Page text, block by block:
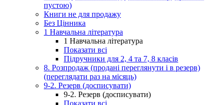
пустою)
Книги не для продажу
Без Цінника
1 Навчальна література
1 Навчальна література
Показати всі
Підручники для 2, 4 та 7, 8 класів
8. Розпродаж (продані переглянути і в резерв)
(переглядати раз на місяць)
9-2. Резерв (досписувати)
9-2. Резерв (досписувати)
Показати всі